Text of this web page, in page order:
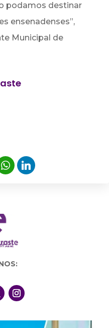
podamos destinar
ensenadenses”,
Municipal de